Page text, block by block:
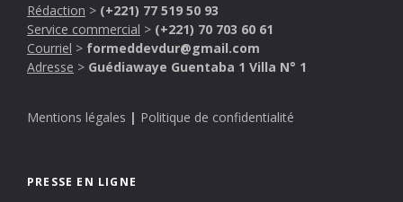
Rédaction > (+221) 77 519 50 93
Service commercial > (+221) 70 703 60 61
Courriel > formeddevdur@gmail.com
Adresse > Guédiawaye Guentaba 1 Villa N° 1
Mentions légales | Politique de confidentialité
PRESSE EN LIGNE